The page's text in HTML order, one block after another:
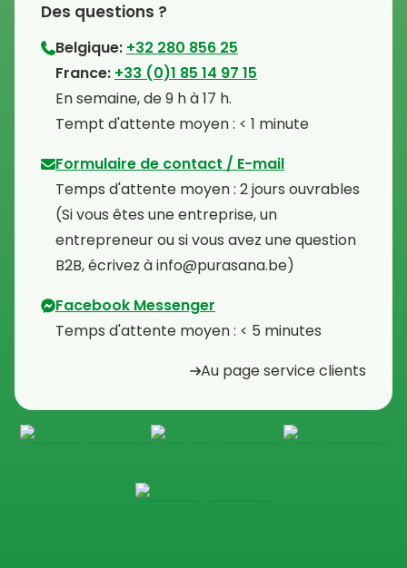
Des questions ?
Belgique: +32 280 856 25
⁠France: +33 (0)1 85 14 97 15
⁠En semaine, de 9 h à 17 h.
⁠Tempt d'attente moyen : < 1 minute
Formulaire de contact / E-mail
Temps d'attente moyen : 2 jours ouvrables
⁠(Si vous êtes une entreprise, un
entrepreneur ou si vous avez une question
B2B, écrivez à info@purasana.be)
Facebook Messenger
Temps d'attente moyen : < 5 minutes
Au page service clients